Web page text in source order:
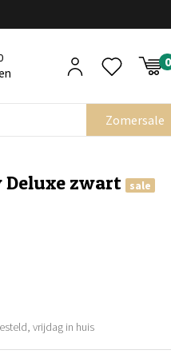
Zomersale
zwart
sale
vrijdag in huis